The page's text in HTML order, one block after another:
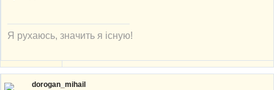
Я рухаюсь, значить я існую!
dorogan_mihail